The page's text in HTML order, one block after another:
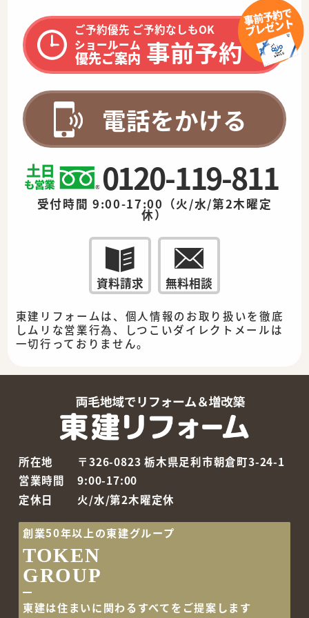
ご予約優先 ご予約なしもOK
ショールーム
優先ご案内 事前予約
電話をかける
0120-119-811
受付時間 9:00-17:00（火/水/第2木曜定
休）
資料請求 無料相談
東建リフォームは、個人情報のお取り扱いを徹底
しムリな営業行為、しつこいダイレクトメールは
一切行っておりません。
所在地
〒326-0823 栃木県足利市朝倉町3-24-1
営業時間
9:00-17:00
定休日
火/水/第2木曜定休
創業50年以上の東建グループ
TOKEN
GROUP
東建は住まいに関わるすべてをご提案します